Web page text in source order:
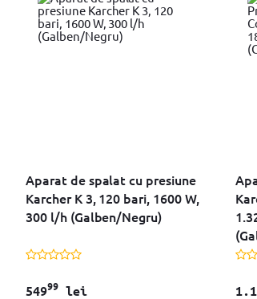
Aparat de spalat cu presiune
Karcher K 3, 120 bari, 1600 W,
300 l/h (Galben/Negru)
54999lei